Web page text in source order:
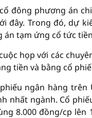
đông phương án
đây. Trong đó, dự
tạm ứng cổ tức
họp với các
tiền và bằng cổ
ngân hàng trên
nhất ngành. Cổ
8.000 đồng/cp